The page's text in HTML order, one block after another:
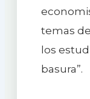
temas
los
basura”.